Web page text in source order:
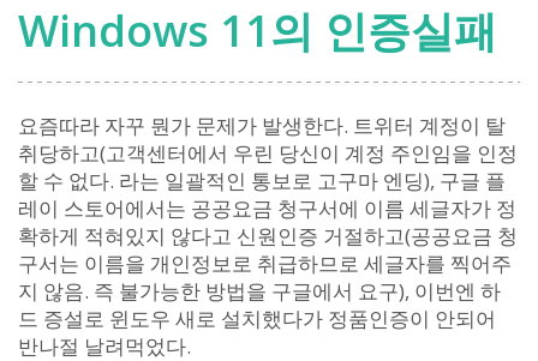
Windows 11의 인증실패
요즘따라 자꾸 뭔가 문제가 발생한다. 트위터 계정이 탈
취당하고(고객센터에서 우린 당신이 계정 주인임을 인정
할 수 없다. 라는 일괄적인 통보로 고구마 엔딩), 구글 플
레이 스토어에서는 공공요금 청구서에 이름 세글자가 정
확하게 적혀있지 않다고 신원인증 거절하고(공공요금 청
구서는 이름을 개인정보로 취급하므로 세글자를 찍어주
지 않음. 즉 불가능한 방법을 구글에서 요구), 이번엔 하
드 증설로 윈도우 새로 설치했다가 정품인증이 안되어
반나절 날려먹었다.